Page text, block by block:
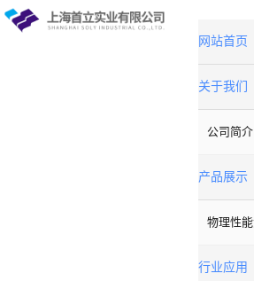
网站首页
关于我们
公司简介
产品展示
行业应用